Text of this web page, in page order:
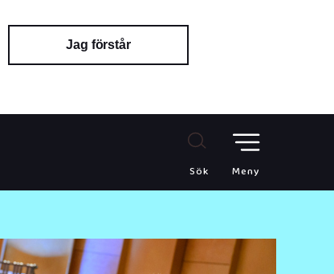
Jag förstår
Sök Meny